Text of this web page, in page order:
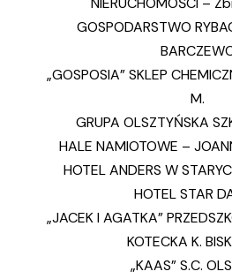
GOSPODARSTWO
„GOSPOSIA” SKLEP
M.
GRUPA OLSZTYŃSKA
HALE NAMIOTOWE –
HOTEL ANDERS W
HOTEL STAR
„JACEK I AGATKA”
KOTECKA K.
„KAAS” S.C.